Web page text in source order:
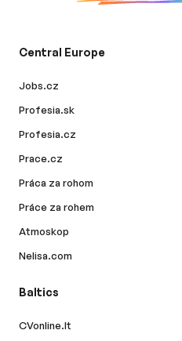
Central Europe
Jobs.cz
Profesia.sk
Profesia.cz
Prace.cz
Práca za rohom
Práce za rohem
Atmoskop
Nelisa.com
Baltics
CVonline.lt